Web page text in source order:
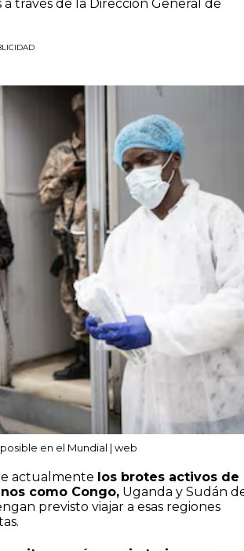
través de la Dirección General de
en el Mundial | web
actualmente los brotes activos de
como Congo, Uganda y Sudán
previsto viajar a esas regiones